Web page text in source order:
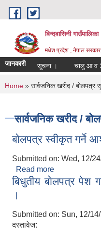
Skip to main content
बिन्दबासिनी गाउँपालिका
मधेश प्रदेश , नेपाल सरकार
जानकारी सूचना ।
You are here
Home » सार्वजनिक खरीद / बोलपत्र
सार्वजनिक खरीद /
बाेलपत्र स्वीकृत गर्ने
Submitted on: Wed, 12/
Read more
बिधुतीय बाेलपत्र पेश
।
Submitted on: Sun, 12/
दस्तावेज: